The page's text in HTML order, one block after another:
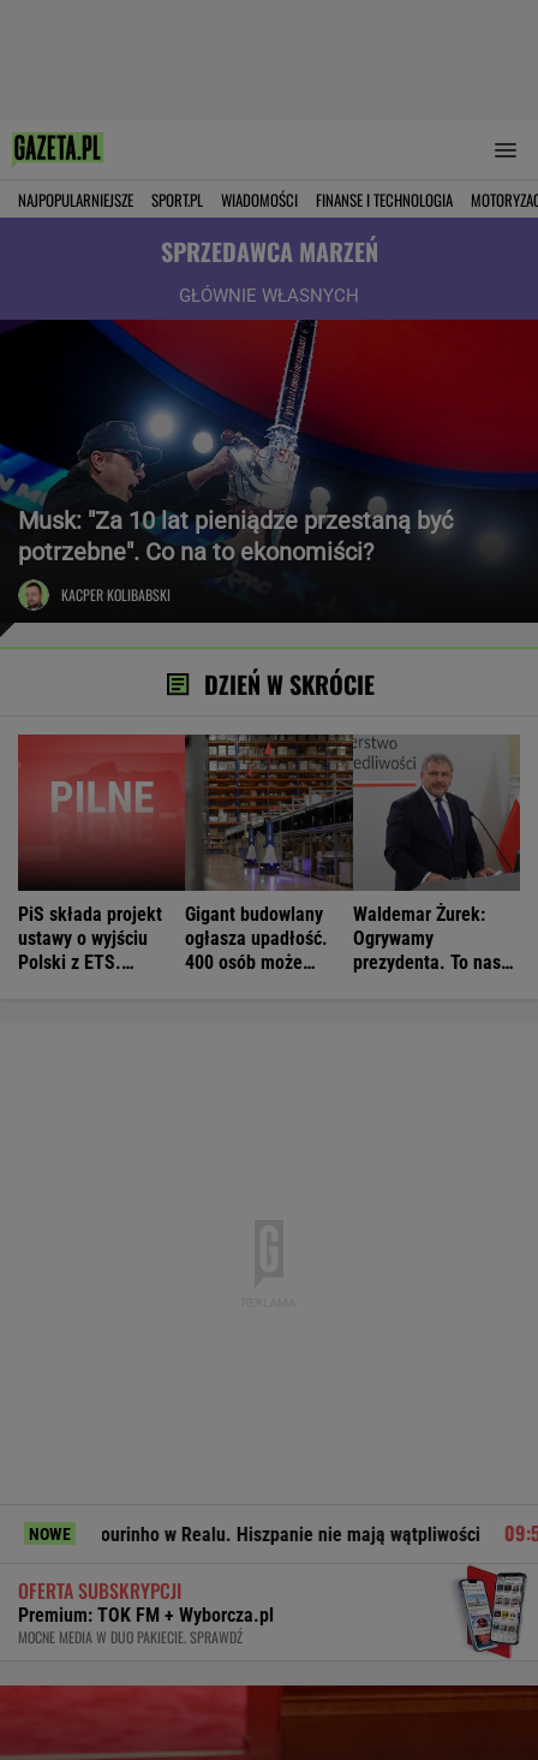
NAJPOPULARNIEJSZE SPORT.PL WIADOMOŚCI FINANSE I TECHNOLOGIA
SPRZEDAWCA MARZEŃ
GŁÓWNIE WŁASNYCH
Musk: "Za 10 lat pieniądze przestaną być
potrzebne". Co na to ekonomiści?
KACPER KOLIBABSKI
DZIEŃ W SKRÓCIE
PiS składa projekt
ustawy o wyjściu
Polski z ETS.
Gigant budowlany
ogłasza upadłość.
400 osób może
Waldemar Żurek:
Ogrywamy
prezydenta. To nasz
NOWEw Realu. Hiszpanie nie mają wątpliwości Miał
OFERTA SUBSKRYPCJI
Premium: TOK FM + Wyborcza.pl
MOCNE MEDIA W DUO PAKIECIE. SPRAWDŹ